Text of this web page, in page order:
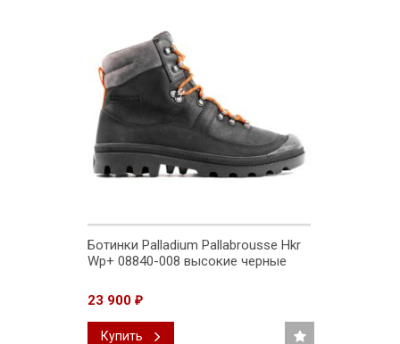
Ботинки Palladium Pallabrousse Hkr
Wp+ 08840-008 высокие черные
23 900 ₽
Купить